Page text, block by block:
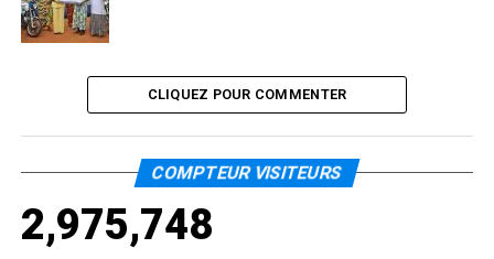
CLIQUEZ POUR COMMENTER
COMPTEUR VISITEURS
2,975,748